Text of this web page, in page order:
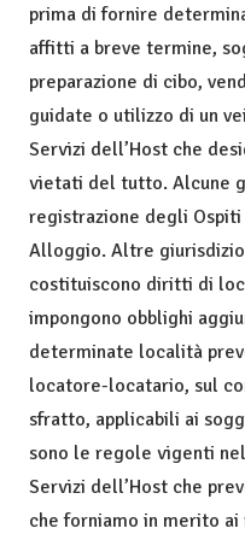
prima di fornire
affitti a breve termine,
preparazione di cibo,
guidate o utilizzo di un
Servizi dell’Host che
vietati del tutto. Alcune
registrazione degli
Alloggio. Altre
costituiscono diritti di
impongono obblighi
determinate località
locatore-locatario, sul
sfratto, applicabili ai
sono le regole vigenti
Servizi dell’Host che
che forniamo in merito